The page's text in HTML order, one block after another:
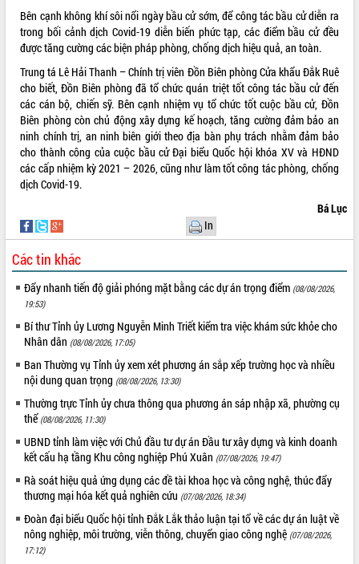
công tác cải cách hành chính mô hình
mới
UBND tỉnh họp báo định kỳ tháng 4
năm 2026
Hội thảo khoa học “Giải pháp thúc đẩy
phát triển nền kinh tế xanh tại tỉnh
Đắk Lắk”
Tăng cường giám sát, đôn đốc thực
hiện nhiệm vụ quản lý tài sản công
hàng tuần
Tháo gỡ những vướng mắc, đẩy mạnh
tại Trung tâm Phục vụ hành chính
công tỉnh
Đắk Lắk: Tôn vinh 46 giải pháp tại Hội
thi Sáng tạo Kỹ thuật 2024 - 2025
Đắk Lắk rà soát, điều chỉnh Đề án 190
về phát triển nuôi trồng thủy sản
Phó Chủ tịch UBND tỉnh Đắk Lắk
Trương Công Thái kiểm tra thực địa
Dự án cao tốc Khánh Hòa - Buôn Ma
Thuột
Định vị cà phê Việt Nam như một “di
sản sống” trong dòng chảy toàn cầu
Xây dựng nông thôn mới: Nâng cao đời
sống người dân từ những mô hình thiết
Quyết liệt tháo gỡ vướng mắc, đẩy
nhanh tiến độ các dự án trọng điểm
trong Khu kinh tế Nam Phú Yên
Hòn Yến phát triển du lịch gắn với bảo
tồn biển
Bên cạnh không khí sôi nổi ngày bầu cử sớm, để công tác bầu cử diễn ra
trong bối cảnh dịch Covid-19 diễn biến phức tạp, các điểm bầu cử đều
được tăng cường các biện pháp phòng, chống dịch hiệu quả, an toàn.
Trung tá Lê Hải Thanh – Chính trị viên Đồn Biên phòng Cửa khẩu Đắk Ruê
cho biết, Đồn Biên phòng đã tổ chức quán triệt tốt công tác bầu cử đến
các cán bộ, chiến sỹ. Bên cạnh nhiệm vụ tổ chức tốt cuộc bầu cử, Đồn
Biên phòng còn chủ động xây dựng kế hoạch, tăng cường đảm bảo an
ninh chính trị, an ninh biên giới theo địa bàn phụ trách nhằm đảm bảo
cho thành công của cuộc bầu cử Đại biểu Quốc hội khóa XV và HĐND
các cấp nhiệm kỳ 2021 – 2026, cũng như làm tốt công tác phòng, chống
dịch Covid-19.
Bá Lục
In
Các tin khác
Đẩy nhanh tiến độ giải phóng mặt bằng các dự án trọng điểm (08/08/2026,
19:53)
Bí thư Tỉnh ủy Lương Nguyễn Minh Triết kiểm tra việc khám sức khỏe cho
Nhân dân (08/08/2026, 17:05)
Ban Thường vụ Tỉnh ủy xem xét phương án sắp xếp trường học và nhiều
nội dung quan trọng (08/08/2026, 13:30)
Thường trực Tỉnh ủy chưa thông qua phương án sáp nhập xã, phường cụ
thể (08/08/2026, 11:30)
UBND tỉnh làm việc với Chủ đầu tư dự án Đầu tư xây dựng và kinh doanh
kết cấu hạ tầng Khu công nghiệp Phú Xuân (07/08/2026, 19:47)
Rà soát hiệu quả ứng dụng các đề tài khoa học và công nghệ, thúc đẩy
thương mại hóa kết quả nghiên cứu (07/08/2026, 18:34)
Đoàn đại biểu Quốc hội tỉnh Đắk Lắk thảo luận tại tổ về các dự án luật về
nông nghiệp, môi trường, viễn thông, chuyển giao công nghệ (07/08/2026,
17:12)